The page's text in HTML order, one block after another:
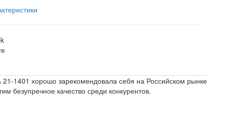
1401 хорошо зарекомендовала себя на Российском рынке
безупречное качество среди конкурентов.